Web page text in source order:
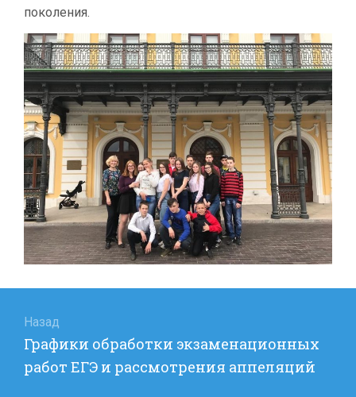
поколения.
по
записям
Назад
Предыдущая
запись:
Графики обработки экзаменационных
работ ЕГЭ и рассмотрения аппеляций